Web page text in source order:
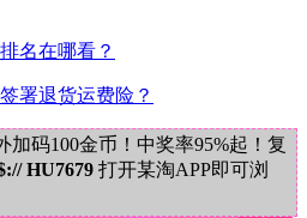
名在哪看？
署退货运费险？
码100金币！中奖率95%起！复
HU7679 打开某淘APP即可浏